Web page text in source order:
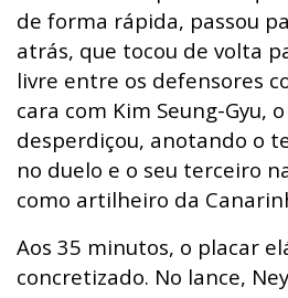
de forma rápida, passou
atrás, que tocou de volta
livre entre os defensores
cara com Kim Seung-Gyu,
desperdiçou, anotando o
no duelo e o seu terceiro
como artilheiro da
Aos 35 minutos, o placar
concretizado. No lance,